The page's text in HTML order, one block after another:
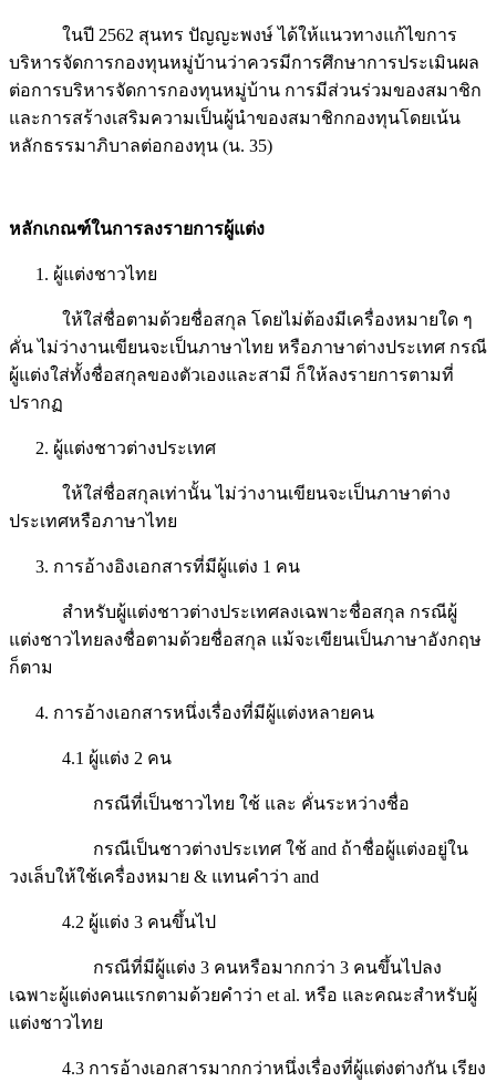
ในปี 2562 สุนทร ปัญญะพงษ์ ได้ให้แนวทางแก้ไขการ
บริหารจัดการกองทุนหมู่บ้านว่าควรมีการศึกษาการประเมินผล
ต่อการบริหารจัดการกองทุนหมู่บ้าน การมีส่วนร่วมของสมาชิก
และการสร้างเสริมความเป็นผู้นำของสมาชิกกองทุนโดยเน้น
หลักธรรมาภิบาลต่อกองทุน (น. 35)
หลักเกณฑ์ในการลงรายการผู้แต่ง
ผู้แต่งชาวไทย
ให้ใส่ชื่อตามด้วยชื่อสกุล โดยไม่ต้องมีเครื่องหมายใด ๆ
คั่น ไม่ว่างานเขียนจะเป็นภาษาไทย หรือภาษาต่างประเทศ กรณี
ผู้แต่งใส่ทั้งชื่อสกุลของตัวเองและสามี ก็ให้ลงรายการตามที่
ปรากฏ
ผู้แต่งชาวต่างประเทศ
ให้ใส่ชื่อสกุลเท่านั้น ไม่ว่างานเขียนจะเป็นภาษาต่าง
ประเทศหรือภาษาไทย
การอ้างอิงเอกสารที่มีผู้แต่ง 1 คน
สำหรับผู้แต่งชาวต่างประเทศลงเฉพาะชื่อสกุล กรณีผู้
แต่งชาวไทยลงชื่อตามด้วยชื่อสกุล แม้จะเขียนเป็นภาษาอังกฤษ
ก็ตาม
การอ้างเอกสารหนึ่งเรื่องที่มีผู้แต่งหลายคน
4.1 ผู้แต่ง 2 คน
กรณีที่เป็นชาวไทย ใช้ และ คั่นระหว่างชื่อ
กรณีเป็นชาวต่างประเทศ ใช้ and ถ้าชื่อผู้แต่งอยู่ใน
วงเล็บให้ใช้เครื่องหมาย & แทนคำว่า and
4.2 ผู้แต่ง 3 คนขึ้นไป
กรณีที่มีผู้แต่ง 3 คนหรือมากกว่า 3 คนขึ้นไปลง
เฉพาะผู้แต่งคนแรกตามด้วยคำว่า et al. หรือ และคณะสำหรับผู้
แต่งชาวไทย
4.3 การอ้างเอกสารมากกว่าหนึ่งเรื่องที่ผู้แต่งต่างกัน เรียง